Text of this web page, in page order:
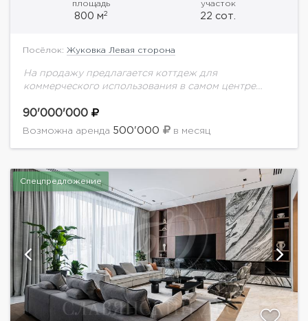
площадь
800 м2
участок
22 сот.
Посёлок: Жуковка Левая сторона
На продажу предлагается коттдеж для
коммерческого использования в самом центре
Близость инфраструктуры. В доме: 7 комнат, 4 с/у,
гардеробная, гараж на 4 м/м.
90'000'000
Возможна аренда 500'000 в месяц
Спецпредложение